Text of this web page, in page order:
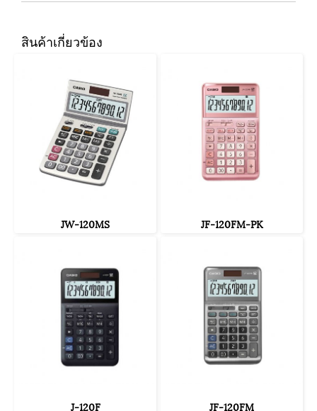
สินค้าเกี่ยวข้อง
JW-120MS JF-120FM-PK
J-120F JF-120FM